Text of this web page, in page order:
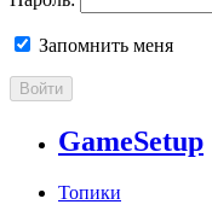
Запомнить меня
Войти
GameSetup
Топики